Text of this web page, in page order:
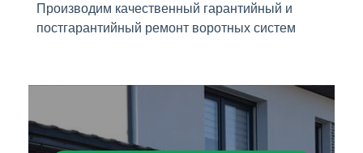
Производим качественный гарантийный и
постгарантийный ремонт воротных систем